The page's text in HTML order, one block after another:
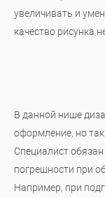
увеличивать и
качество рисунка
В данной нише
оформление, но
Специалист
погрешности при
Например, при